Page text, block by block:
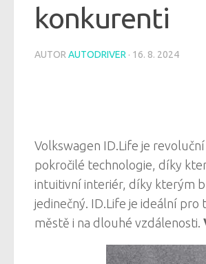
konkurenti
AUTOR AUTODRIVER · 16. 8. 2024
Volkswagen ID.Life je
pokročilé technologie, díky
intuitivní interiér, díky kterým
jedinečný. ID.Life je ideální
městě i na dlouhé vzdálenosti.